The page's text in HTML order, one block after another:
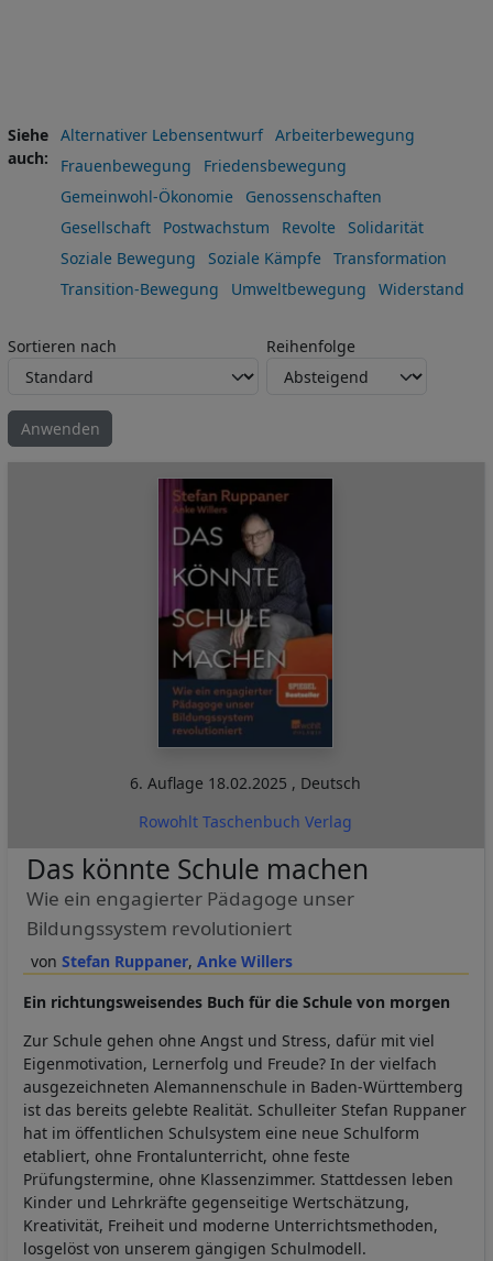
Siehe
auch
Alternativer Lebensentwurf
Arbeiterbewegung
Frauenbewegung
Friedensbewegung
Gemeinwohl-Ökonomie
Genossenschaften
Gesellschaft
Postwachstum Revolte
Solidarität
Soziale Bewegung
Soziale Kämpfe
Transformation
Transition-Bewegung
Umweltbewegung Widerstand
Sortieren nach Reihenfolge
6. Auflage 18.02.2025 , Deutsch
Rowohlt Taschenbuch Verlag
Stefan Ruppaner Anke Willers
Das könnte Schule machen
Wie ein engagierter Pädagoge unser
Bildungssystem revolutioniert
Ein richtungsweisendes Buch für die Schule von morgen
Zur Schule gehen ohne Angst und Stress, dafür mit viel
Eigenmotivation, Lernerfolg und Freude? In der vielfach
ausgezeichneten Alemannenschule in Baden-Württemberg
ist das bereits gelebte Realität. Schulleiter Stefan Ruppaner
hat im öffentlichen Schulsystem eine neue Schulform
etabliert, ohne Frontalunterricht, ohne feste
Prüfungstermine, ohne Klassenzimmer. Stattdessen leben
Kinder und Lehrkräfte gegenseitige Wertschätzung,
Kreativität, Freiheit und moderne Unterrichtsmethoden,
losgelöst von unserem gängigen Schulmodell.